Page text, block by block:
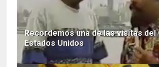
Recordemos una de las visitas del
Estados Unidos